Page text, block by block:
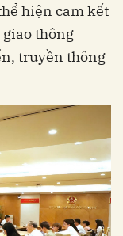
hiện cam kết
thông
truyền thông